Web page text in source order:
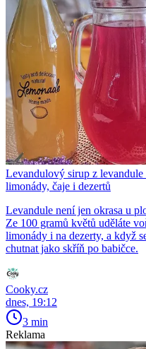
Levandulový sirup z
limonády, čaje i dezertů
Levandule není jen okrasa u
Ze 100 gramů květů uděláte
limonády i na dezerty, a když
chutnat jako skříň po babičce.
Cooky.cz
dnes, 19:12
3 min
Reklama